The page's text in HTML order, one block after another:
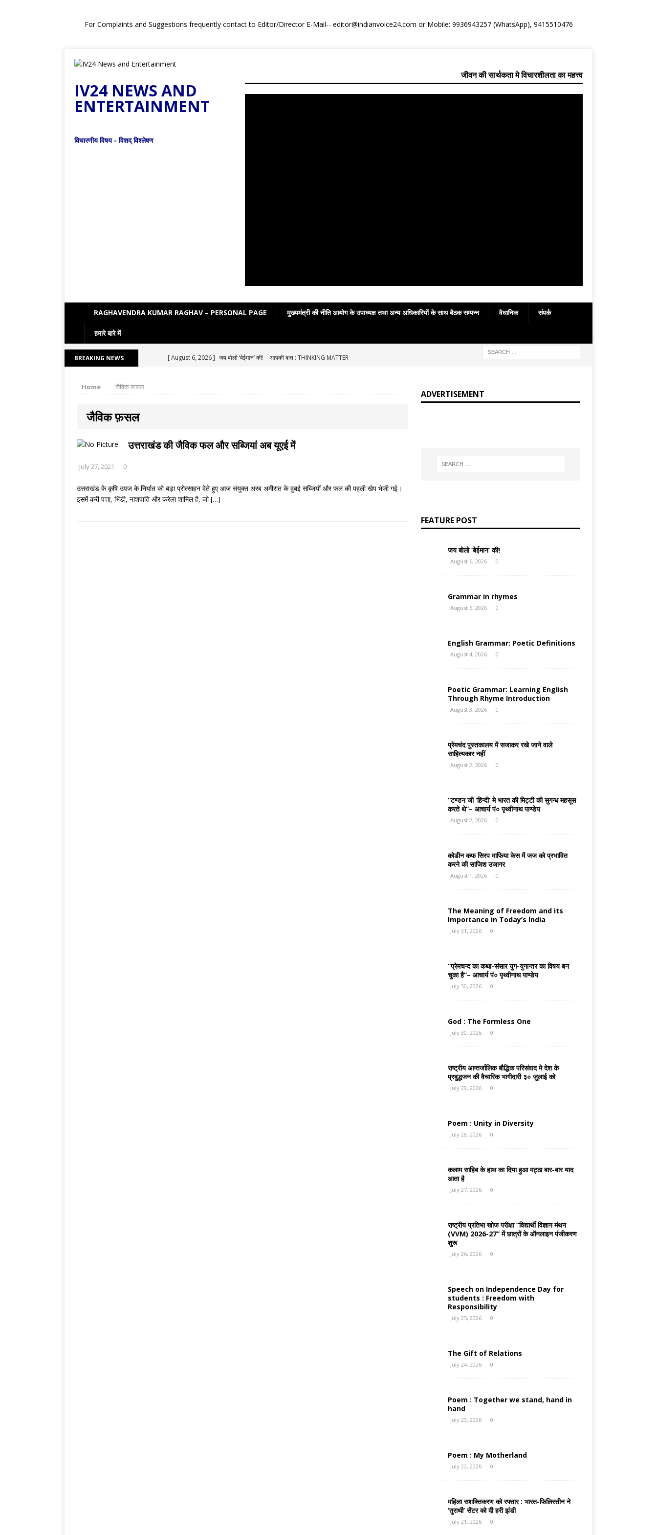
For Complaints and Suggestions frequently contact to Editor/Director E-Mail-- editor@indianvoice24.com or Mobile: 9936943257 (WhatsApp), 9415510476
IV24 NEWS AND
ENTERTAINMENT
विचारणीय विषय - विशद् विश्लेषण
जीवन की सार्थकता मे विचारशीलता का महत्त्व
RAGHAVENDRA KUMAR RAGHAV – PERSONAL PAGE मुख्यमंत्री की नीति आयोग के उपाध्यक्ष तथा अन्य अधिकारियों के साथ बैठक सम्पन्न वैधानिक संपर्क
हमारे बारे में
BREAKING NEWS [ August 6, 2026 ] जय बोलो ‘बेईमान’ की!
आपकी बात : THINKING MATTER
[ August 2, 2026 ]
प्रेमचंद पुस्तकालय में सजाकर रखे जाने वाले साहित्यकार नहीं
Home जैविक फ़सल
जैविक फ़सल
उत्तराखंड की जैविक फल और सब्जियां अब यूएई में
July 27, 2021 0
उत्तराखंड के कृषि उपज के निर्यात को बड़ा प्रोत्साहन देते हुए आज संयुक्त अरब अमीरात के दुबई सब्जियों और फल की पहली खेप भेजी गई।
इसमें करी पत्ता, भिंडी, नाशपाति और करेला शामिल है, जो[…]
ADVERTISEMENT
FEATURE POST
जय बोलो ‘बेईमान’ की!
August 6, 2026 0
Grammar in rhymes
August 5, 2026 0
English Grammar: Poetic Definitions
August 4, 2026 0
Poetic Grammar: Learning English
Through Rhyme Introduction
August 3, 2026 0
प्रेमचंद पुस्तकालय में सजाकर रखे जाने वाले
साहित्यकार नहीं
August 2, 2026 0
“टण्डन जी ‘हिन्दी’ मे भारत की मिट्टी की सुगन्ध महसूस
करते थे”– आचार्य पं० पृथ्वीनाथ पाण्डेय
August 2, 2026 0
कोडीन कफ सिरप माफिया केस में जज को प्रभावित
करने की साजिश उजागर
August 1, 2026 0
The Meaning of Freedom and its
Importance in Today’s India
July 31, 2026 0
“प्रेमचन्द का कथा-संसार युग-युगान्तर का विषय बन
चुका है”– आचार्य पं० पृथ्वीनाथ पाण्डेय
July 30, 2026 0
God : The Formless One
July 30, 2026 0
राष्ट्रीय आन्तर्जालिक बौद्धिक परिसंवाद मे देश के
प्रबुद्धजन की वैचारिक भागीदारी ३० जुलाई को
July 29, 2026 0
Poem : Unity in Diversity
July 28, 2026 0
कलाम साहिब के हाथ का दिया हुआ मट्ठा बार-बार याद
आता है
July 27, 2026 0
राष्ट्रीय प्रतिभा खोज परीक्षा “विद्यार्थी विज्ञान मंथन
(VVM) 2026-27” में छात्रों के ऑनलाइन पंजीकरण
शुरू
July 26, 2026 0
Speech on Independence Day for
students : Freedom with
Responsibility
July 25, 2026 0
The Gift of Relations
July 24, 2026 0
Poem : Together we stand, hand in
hand
July 23, 2026 0
Poem : My Motherland
July 22, 2026 0
महिला सशक्तिकरण को रफ्तार : भारत-फिलिस्तीन ने
‘तुराथी’ सेंटर को दी हरी झंडी
July 21, 2026 0